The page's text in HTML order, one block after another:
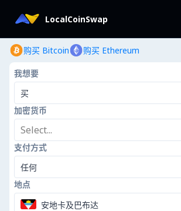
LocalCoinSwap
购买 Bitcoin 购买 Ethereum
我想要
买
加密货币
Select...
支付方式
任何
地点
安地卡及巴布达